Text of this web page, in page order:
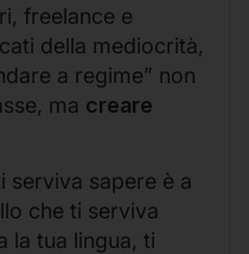
freelance e
della mediocrità,
a regime” non
ma creare
serviva sapere è a
che ti serviva
la tua lingua, ti